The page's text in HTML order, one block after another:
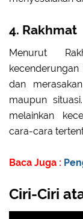
4. Rakhmat
Menurut
dan
maupun
melainkan
cara-cara
Baca Juga :
Ciri-Ciri